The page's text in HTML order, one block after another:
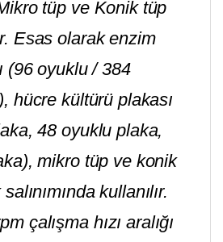
tüp ve Konik tüp
Esas olarak enzim
(96 oyuklu / 384
hücre kültürü plakası
48 oyuklu plaka,
mikro tüp ve konik
kullanılır.
çalışma hızı aralığı